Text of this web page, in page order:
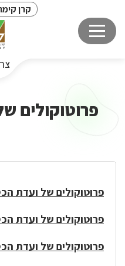
קרן
פרוטוקולים
פרוטוקולים של ועדת
פרוטוקולים של ועדת
פרוטוקולים של ועדת